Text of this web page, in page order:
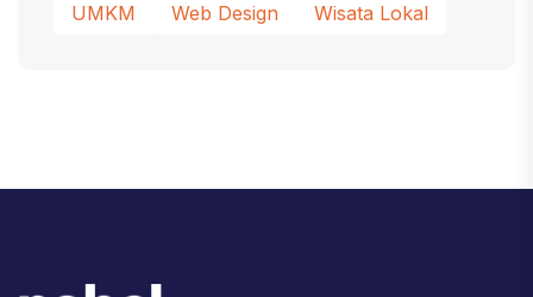
UMKM
Web Design Wisata Lokal